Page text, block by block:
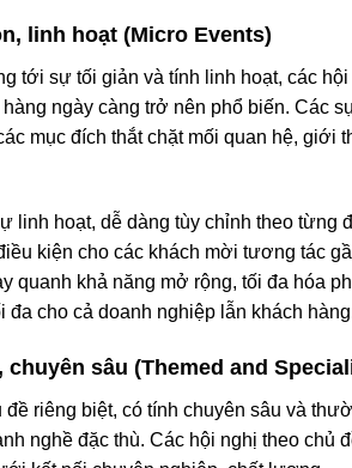
linh hoạt (Micro Events)
tới sự tối giản và tính linh hoạt, các
ngày càng trở nên phổ biến. Các
mục đích thắt chặt mối quan hệ, giới
linh hoạt, dễ dàng tùy chỉnh theo
kiện cho các khách mời tương tác
quanh khả năng mở rộng, tối đa hóa
đa cho cả doanh nghiệp lẫn khách
sâu (Themed and
đề riêng biệt, có tính chuyên sâu và
nghề đặc thù. Các hội nghị theo